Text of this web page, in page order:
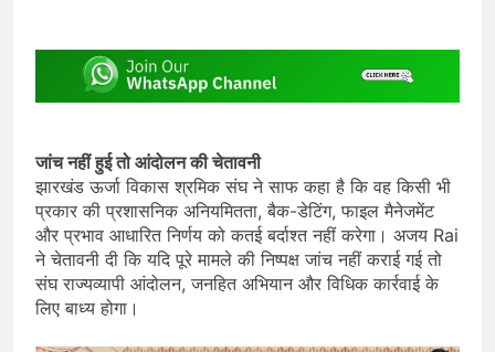
जांच नहीं हुई तो आंदोलन की चेतावनी
झारखंड ऊर्जा विकास श्रमिक संघ ने साफ कहा है कि वह किसी भी
प्रकार की प्रशासनिक अनियमितता, बैक-डेटिंग, फाइल मैनेजमेंट
और प्रभाव आधारित निर्णय को कतई बर्दाश्त नहीं करेगा। अजय Rai
ने चेतावनी दी कि यदि पूरे मामले की निष्पक्ष जांच नहीं कराई गई तो
संघ राज्यव्यापी आंदोलन, जनहित अभियान और विधिक कार्रवाई के
लिए बाध्य होगा।